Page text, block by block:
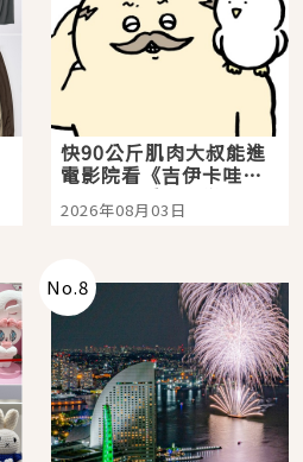
快90公斤肌肉大叔能進
電影院看《吉伊卡哇》
嗎？日本重金屬樂團
「打首」會長與nagano
2026年08月03日
No.8